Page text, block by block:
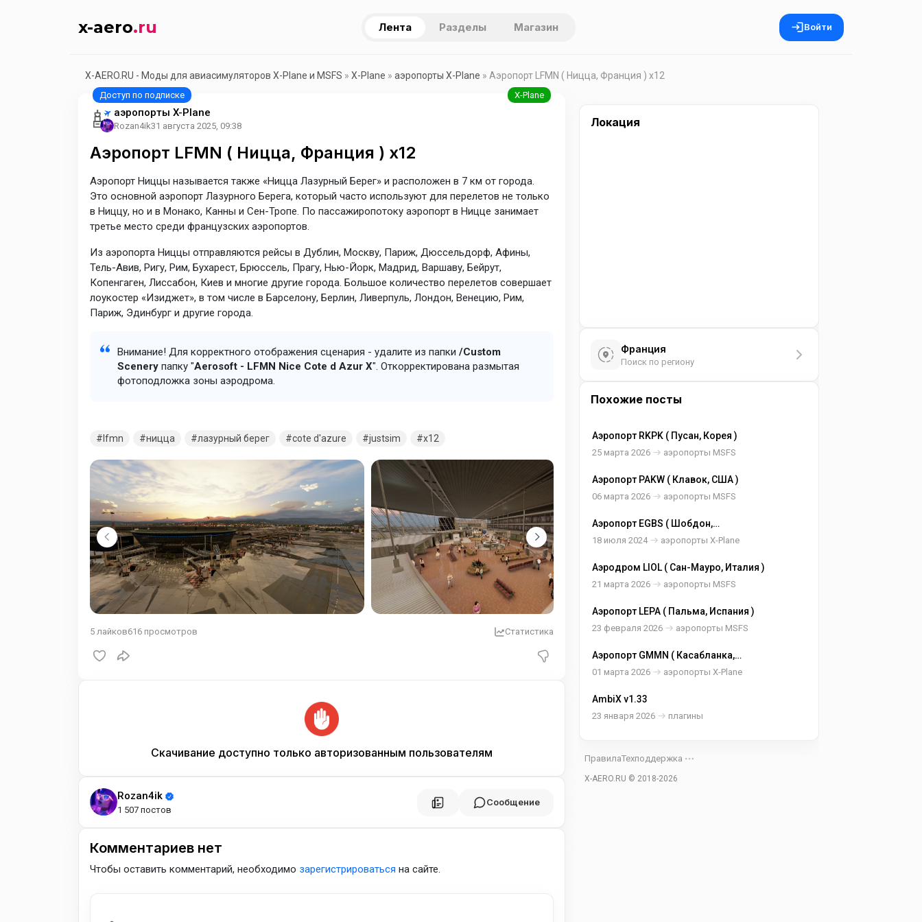
x-aero.ru Лента Разделы Магазин Войти
X-AERO.RU - Моды для авиасимуляторов X-Plane и MSFS » X-Plane » аэропорты X-Plane » Аэропорт LFMN ( Ницца, Франция ) x12
аэропорты X-Plane
Rozan4ik31 августа 2025, 09:38
Аэропорт LFMN ( Ницца, Франция ) x12
Аэропорт Ниццы называется также «Ницца Лазурный Берег» и расположен в 7 км от города.
Это основной аэропорт Лазурного Берега, который часто используют для перелетов не только
в Ниццу, но и в Монако, Канны и Сен-Тропе. По пассажиропотоку аэропорт в Ницце занимает
третье место среди французских аэропортов.
Из аэропорта Ниццы отправляются рейсы в Дублин, Москву, Париж, Дюссельдорф, Афины,
Тель-Авив, Ригу, Рим, Бухарест, Брюссель, Прагу, Нью-Йорк, Мадрид, Варшаву, Бейрут,
Копенгаген, Лиссабон, Киев и многие другие города. Большое количество перелетов совершает
лоукостер «Изиджет», в том числе в Барселону, Берлин, Ливерпуль, Лондон, Венецию, Рим,
Париж, Эдинбург и другие города.
Внимание! Для корректного отображения сценария - удалите из папки /Custom
Scenery папку "Aerosoft - LFMN Nice Cote d Azur X". Откорректирована размытая
фотоподложка зоны аэродрома.
lfmn ницца лазурный берег cote d'azure justsim x12
5 лайков616 просмотров Статистика
Скачивание доступно только авторизованным пользователям
Rozan4ik
1 507 постов
Сообщение
Комментариев нет
Чтобы оставить комментарий, необходимо зарегистрироваться на сайте.
Локация
Франция
Поиск по региону
Похожие посты
Аэропорт RKPK ( Пусан, Корея )
25 марта 2026 аэропорты MSFS
Аэропорт PAKW ( Клавок, США )
06 марта 2026 аэропорты MSFS
Аэропорт EGBS ( Шобдон,
Великобритания )
18 июля 2024 аэропорты X-Plane
Аэродром LIOL ( Сан-Мауро, Италия )
21 марта 2026 аэропорты MSFS
Аэропорт LEPA ( Пальма, Испания )
23 февраля 2026 аэропорты MSFS
Аэропорт GMMN ( Касабланка,
Марокко )
01 марта 2026 аэропорты X-Plane
AmbiX v1.33
23 января 2026 плагины
ПравилаТехподдержка
X-AERO.RU © 2018-2026